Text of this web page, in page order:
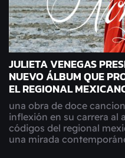
JULIETA VENEGAS
NUEVO ÁLBUM QUE
EL REGIONAL
una obra de doce
inflexión en su carrera al
códigos del regional
una mirada